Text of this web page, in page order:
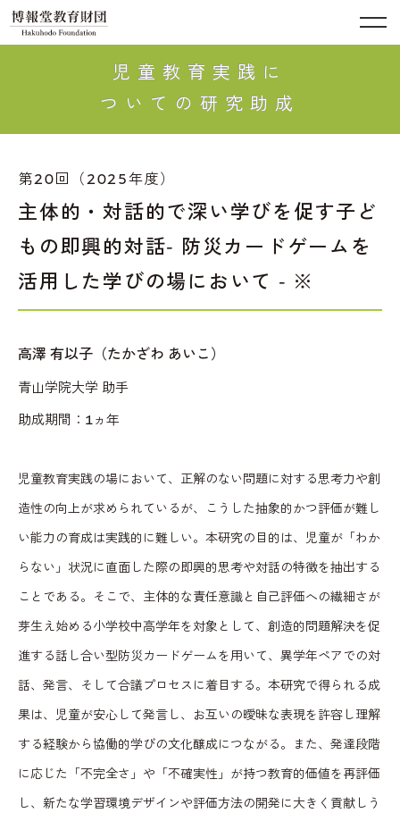
児童教育実践に
ついての研究助成
第20回（2025年度）
主体的・対話的で深い学びを促す子ど
もの即興的対話- 防災カードゲームを
活用した学びの場において - ※
高澤 有以子（たかざわ あいこ）
青山学院大学 助手
助成期間：1ヵ年
児童教育実践の場において、正解のない問題に対する思考力や創
造性の向上が求められているが、こうした抽象的かつ評価が難し
い能力の育成は実践的に難しい。本研究の目的は、児童が「わか
らない」状況に直面した際の即興的思考や対話の特徴を抽出する
ことである。そこで、主体的な責任意識と自己評価への繊細さが
芽生え始める小学校中高学年を対象として、創造的問題解決を促
進する話し合い型防災カードゲームを用いて、異学年ペアでの対
話、発言、そして合議プロセスに着目する。本研究で得られる成
果は、児童が安心して発言し、お互いの曖昧な表現を許容し理解
する経験から協働的学びの文化醸成につながる。また、発達段階
に応じた「不完全さ」や「不確実性」が持つ教育的価値を再評価
し、新たな学習環境デザインや評価方法の開発に大きく貢献しう